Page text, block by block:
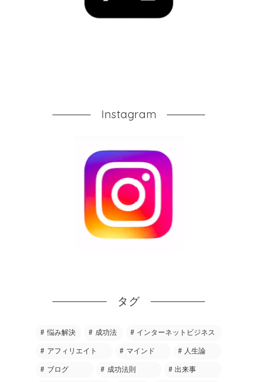
Instagram
タグ
悩み解決 成功法 インターネットビジネス
アフィリエイト マインド 人生論
ブログ 成功法則 出来事